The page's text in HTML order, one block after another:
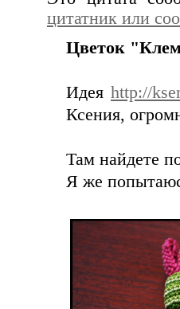
цитатник или
Цветок
Идея http://
Ксения,
Там найдете
Я же